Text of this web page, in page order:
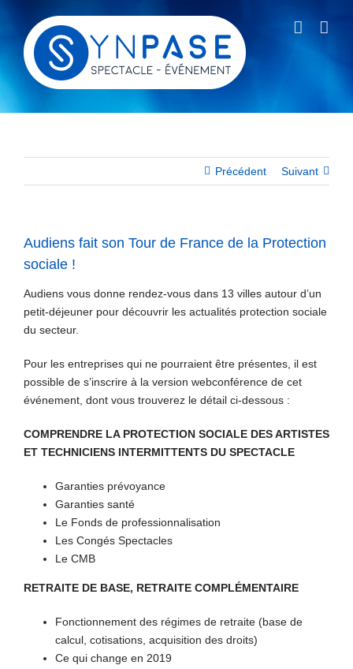
contenu
Précédent Suivant
Audiens fait son Tour de France de la Protection
sociale !
Audiens vous donne rendez-vous dans 13 villes autour d’un
petit-déjeuner pour découvrir les actualités protection sociale
du secteur.
Pour les entreprises qui ne pourraient être présentes, il est
possible de s’inscrire à la version webconférence de cet
événement, dont vous trouverez le détail ci-dessous :
COMPRENDRE LA PROTECTION SOCIALE DES ARTISTES
ET TECHNICIENS INTERMITTENTS DU SPECTACLE
Garanties prévoyance
Garanties santé
Le Fonds de professionnalisation
Les Congés Spectacles
Le CMB
RETRAITE DE BASE, RETRAITE COMPLÉMENTAIRE
Fonctionnement des régimes de retraite (base de
calcul, cotisations, acquisition des droits)
Ce qui change en 2019